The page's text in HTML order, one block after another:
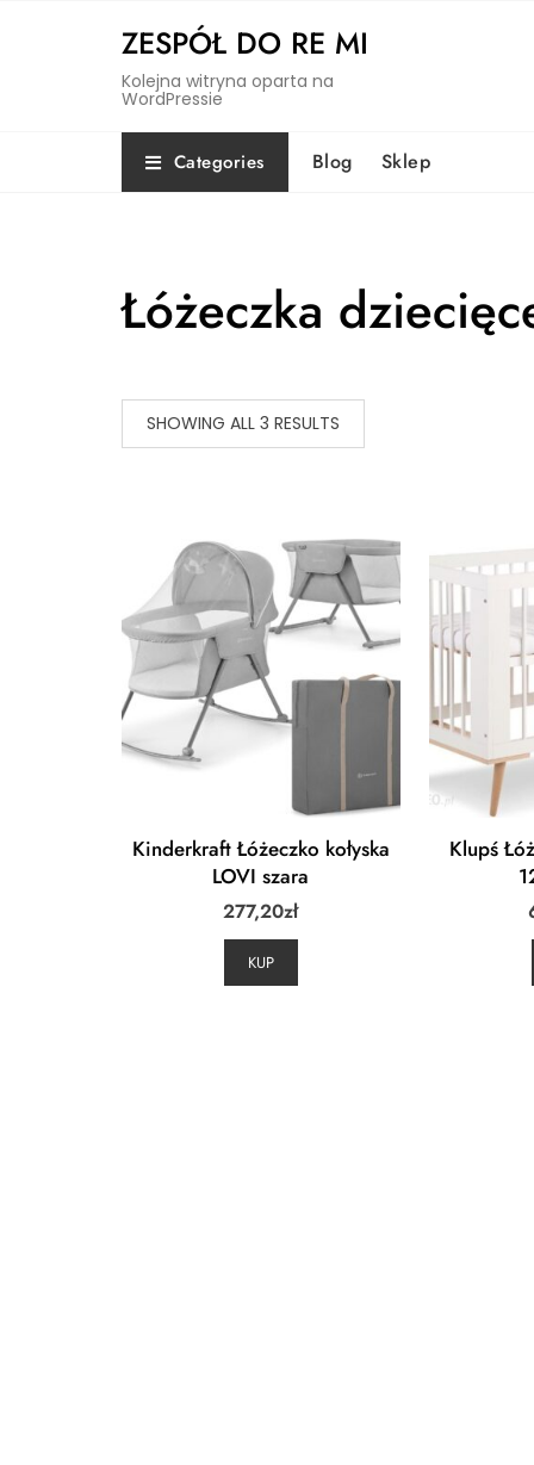
ZESPÓŁ DO RE MI
Kolejna witryna oparta na
WordPressie
Categories Blog Sklep
Łóżeczka
SHOWING ALL 3 RESULTS
Kinderkraft Łóżeczko kołyska
LOVI szara
277,20zł
KUP
Klupś